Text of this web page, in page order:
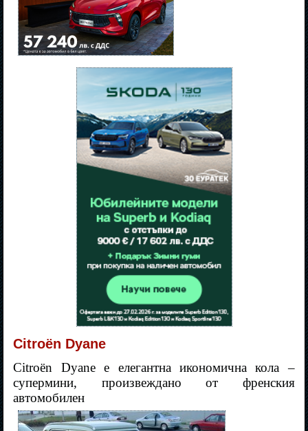
Citroën Dyane
Citroën Dyane е елегантна икономична кола –
супермини, произвеждано от френския
автомобилен